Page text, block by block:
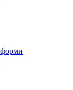
форми